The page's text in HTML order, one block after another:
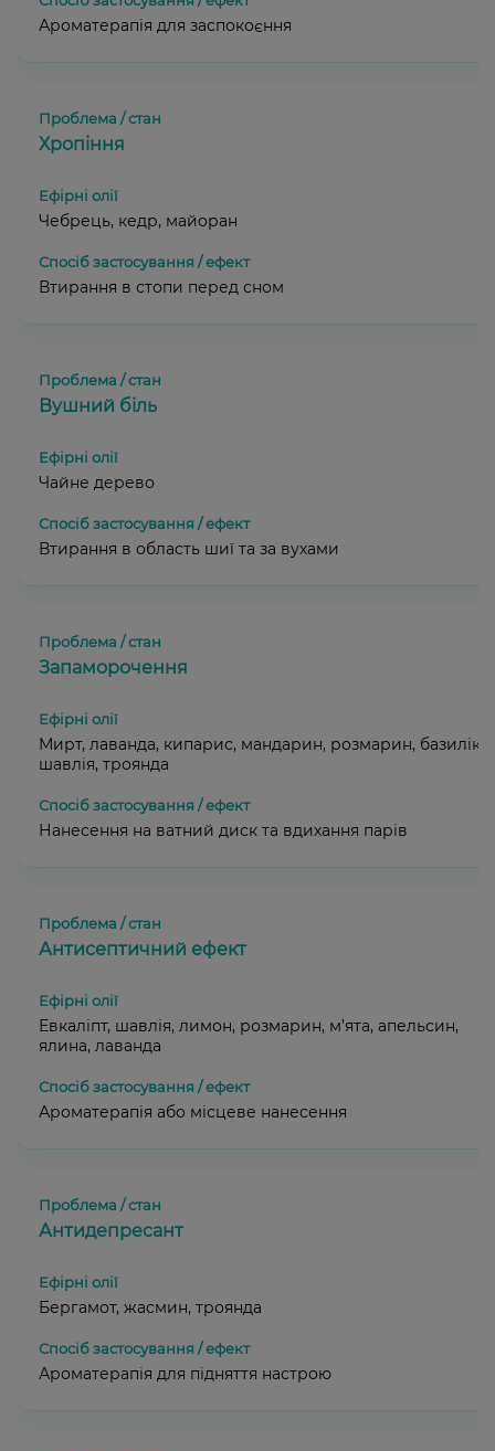
Ароматерапія для заспокоєння
Хропіння
Чебрець, кедр, майоран
Втирання в стопи перед сном
Вушний біль
Чайне дерево
Втирання в область шиї та за вухами
Запаморочення
Мирт, лаванда, кипарис, мандарин, розмарин, базилік,
шавлія, троянда
Нанесення на ватний диск та вдихання парів
Антисептичний ефект
Евкаліпт, шавлія, лимон, розмарин, м’ята, апельсин,
ялина, лаванда
Ароматерапія або місцеве нанесення
Антидепресант
Бергамот, жасмин, троянда
Ароматерапія для підняття настрою